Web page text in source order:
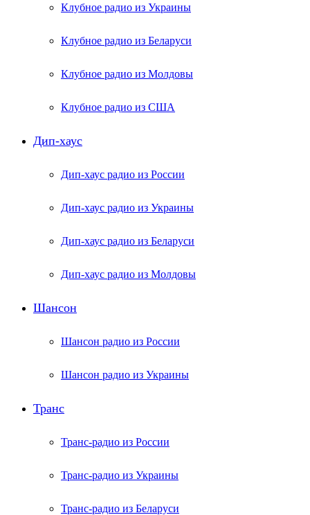
Клубное радио из Украины
Клубное радио из Беларуси
Клубное радио из Молдовы
Клубное радио из США
Дип-хаус
Дип-хаус радио из России
Дип-хаус радио из Украины
Дип-хаус радио из Беларуси
Дип-хаус радио из Молдовы
Шансон
Шансон радио из России
Шансон радио из Украины
Транс
Транс-радио из России
Транс-радио из Украины
Транс-радио из Беларуси